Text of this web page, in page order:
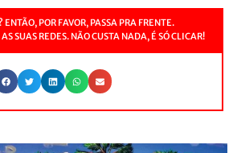
POR FAVOR, PASSA PRA FRENTE.
SUAS REDES. NÃO CUSTA NADA, É SÓ CLICAR!